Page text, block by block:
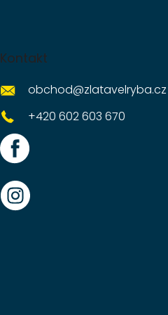
Kontakt
obchod@zlatavelryba.cz
+420 602 603 670